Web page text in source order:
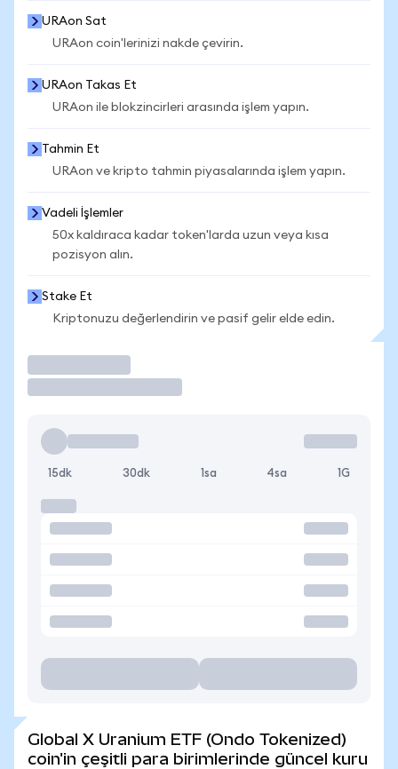
URAon Sat
URAon coin'lerinizi nakde çevirin.
URAon Takas Et
URAon ile blokzincirleri arasında işlem yapın.
Tahmin Et
URAon ve kripto tahmin piyasalarında işlem yapın.
Vadeli İşlemler
50x kaldıraca kadar token'larda uzun veya kısa
pozisyon alın.
Stake Et
Kriptonuzu değerlendirin ve pasif gelir elde edin.
15dk 30dk 1sa 4sa 1G
Global X Uranium ETF (Ondo Tokenized)
coin'in çeşitli para birimlerinde güncel kuru